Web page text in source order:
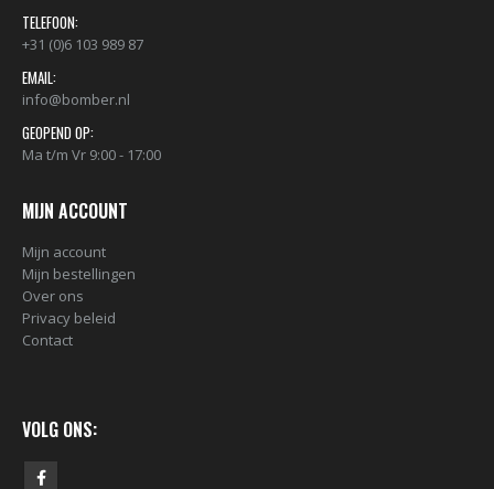
TELEFOON:
+31 (0)6 103 989 87
EMAIL:
info@bomber.nl
GEOPEND OP:
Ma t/m Vr 9:00 - 17:00
MIJN ACCOUNT
Mijn account
Mijn bestellingen
Over ons
Privacy beleid
Contact
VOLG ONS: